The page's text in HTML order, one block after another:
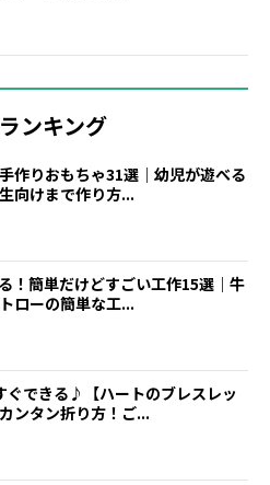
ンキング
作りおもちゃ31選｜幼児が遊べる
向けまで作り方...
！簡単だけどすごい工作15選｜牛
ローの簡単な工...
ぐできる♪【ハートのブレスレッ
ンタン折り方！ご...